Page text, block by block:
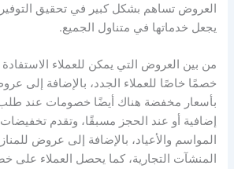
العروض تساهم بشكل كبير في تحقيق التوفير
يجعل خدماتها في متناول الجميع.
من بين العروض التي يمكن للعملاء
خصمًا خاصًا للعملاء الجدد، بالإضافة إلى
بأسعار مخفضة هناك أيضًا خصومات عند
إضافية أو عند الحجز مسبقًا، وتقدم
المواسم والأعياد، بالإضافة إلى عروض
المنشآت التجارية، كما يحصل العملاء على